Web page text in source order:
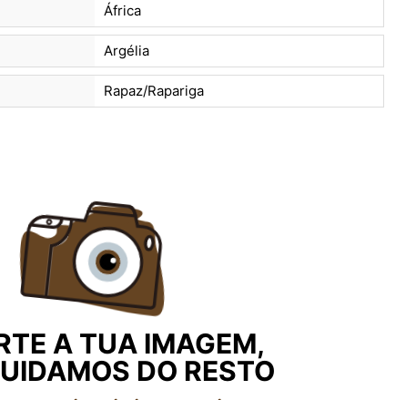
África
Argélia
Rapaz/Rapariga
A TUA IMAGEM,
DO RESTO